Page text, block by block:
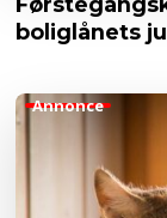
boliglånets
Annonce